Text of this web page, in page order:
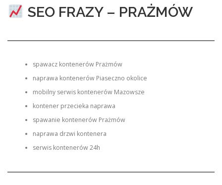
SEO FRAZY – PRAŻMÓW
spawacz kontenerów Prażmów
naprawa kontenerów Piaseczno okolice
mobilny serwis kontenerów Mazowsze
kontener przecieka naprawa
spawanie kontenerów Prażmów
naprawa drzwi kontenera
serwis kontenerów 24h